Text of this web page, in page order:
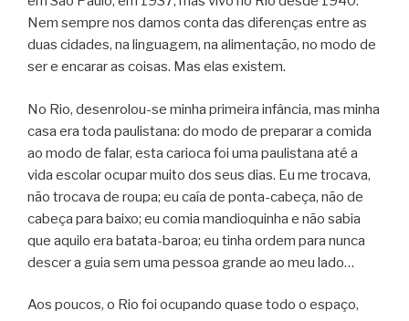
Nem sempre nos damos conta das diferenças entre as
duas cidades, na linguagem, na alimentação, no modo de
ser e encarar as coisas. Mas elas existem.
No Rio, desenrolou-se minha primeira infância, mas minha
casa era toda paulistana: do modo de preparar a comida
ao modo de falar, esta carioca foi uma paulistana até a
vida escolar ocupar muito dos seus dias. Eu me trocava,
não trocava de roupa; eu caía de ponta-cabeça, não de
cabeça para baixo; eu comia mandioquinha e não sabia
que aquilo era batata-baroa; eu tinha ordem para nunca
descer a guia sem uma pessoa grande ao meu lado…
Aos poucos, o Rio foi ocupando quase todo o espaço,